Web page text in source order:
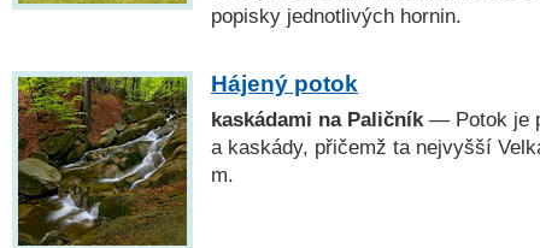
popisky jednotlivých hornin.
Hájený potok
kaskádami na Paličník — Potok je
a kaskády, přičemž ta nejvyšší
m.